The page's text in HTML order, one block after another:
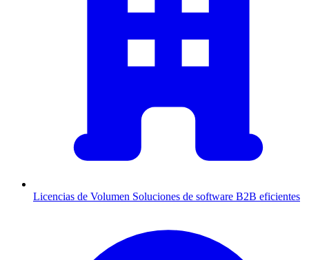
Licencias de Volumen Soluciones de software B2B eficientes